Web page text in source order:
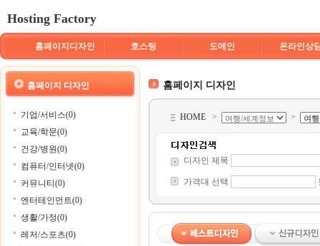
Hosting Factory
홈페이지디자인 호스팅 도메인 온라인상
홈페이지 디자인
기업/서비스(0)
교육/학문(0)
건강/병원(0)
컴퓨터/인터넷(0)
커뮤니티(0)
엔터테인먼트(0)
생활/가정(0)
레저/스포츠(0)
홈페이지 디자인
HOME > >
디자인 제목
가격대 선택